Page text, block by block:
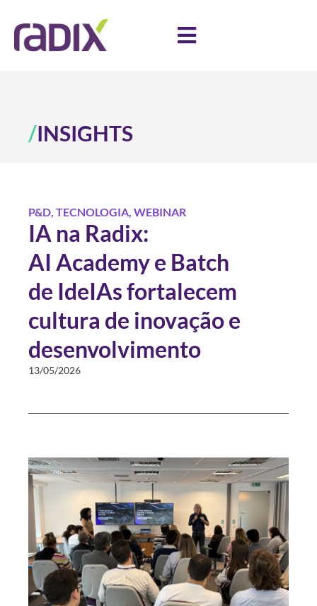
/INSIGHTS
P&D, TECNOLOGIA, WEBINAR
IA na Radix:
AI Academy e Batch
de IdeIAs fortalecem
cultura de inovação e
desenvolvimento
13/05/2026